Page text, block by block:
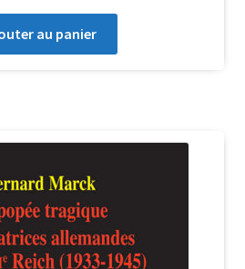
au panier